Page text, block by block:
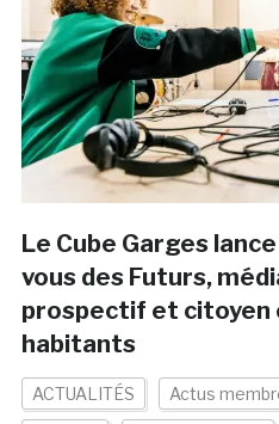
Le Cube Garges
vous des Futurs,
prospectif et citoyen
habitants
ACTUALITÉS Actus